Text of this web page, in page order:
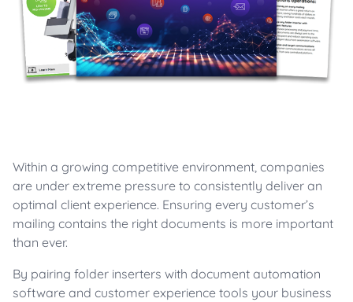
Within a growing competitive environment, companies
are under extreme pressure to consistently deliver an
optimal client experience. Ensuring every customer’s
mailing contains the right documents is more important
than ever.
By pairing folder inserters with document automation
software and customer experience tools your business